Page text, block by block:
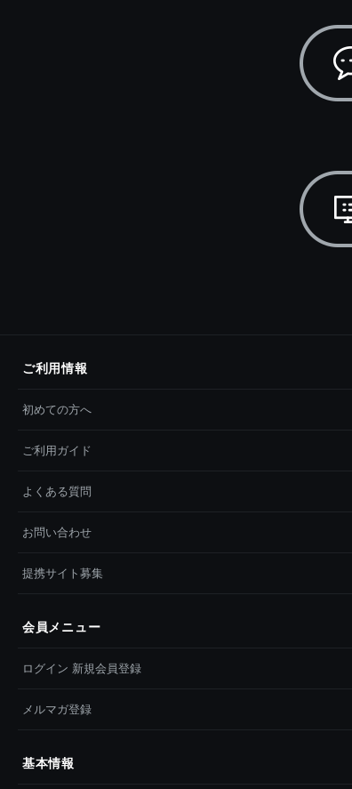
ご利用情報
初めての方へ
ご利用ガイド
よくある質問
お問い合わせ
提携サイト募集
会員メニュー
ログイン 新規会員登録
メルマガ登録
基本情報